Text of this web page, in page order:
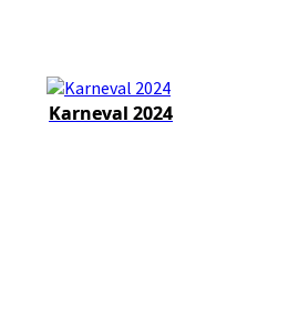
Karneval 2024